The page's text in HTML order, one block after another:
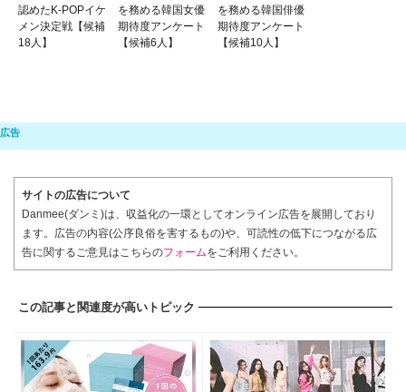
認めたK-POPイケ
メン決定戦【候補
18人】
を務める韓国女優
期待度アンケート
【候補6人】
を務める韓国俳優
期待度アンケート
【候補10人】
サイトの広告について
Danmee(ダンミ)は、収益化の一環としてオンライン広告を展開しており
ます。広告の内容(公序良俗を害するもの)や、可読性の低下につながる広
告に関するご意見はこちらのフォームをご利用ください。
この記事と関連度が高いトピック